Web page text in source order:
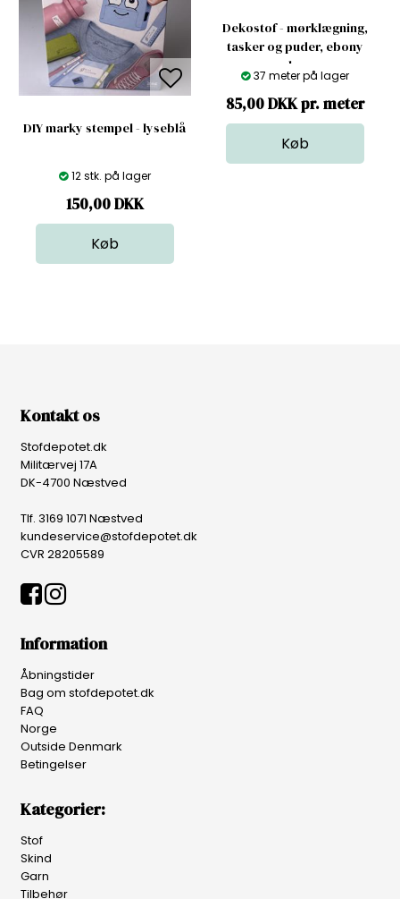
DIY marky stempel - lyseblå
12 stk. på lager
150,00DKK
Dekostof - mørklægning,
tasker og puder, ebony
melange
37 meter på lager
85,00 DKK pr. meter
Kontakt os
Stofdepotet.dk
Militærvej 17A
DK-4700 Næstved
Tlf. 3169 1071 Næstved
kundeservice@stofdepotet.dk
CVR 28205589
Information
Åbningstider
Bag om stofdepotet.dk
FAQ
Norge
Outside Denmark
Betingelser
Kategorier:
Stof
Skind
Garn
Tilbehør